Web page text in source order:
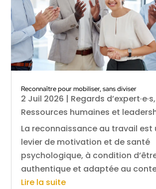
Reconnaître pour mobiliser, sans diviser
2 Juil 2026 | Regards d’expert·e·s,
Ressources humaines et
La reconnaissance au travail est
levier de motivation et de santé
psychologique, à condition
authentique et adaptée au
Lire la suite